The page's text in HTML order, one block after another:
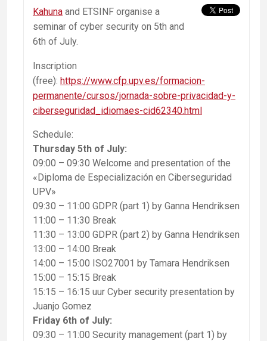
Kahuna and ETSINF organise a
seminar of cyber security on 5th and
6th of July.
Inscription
(free): https://www.cfp.upv.es/formacion-
permanente/cursos/jornada-sobre-privacidad-y-
ciberseguridad_idiomaes-cid62340.html
Schedule:
Thursday 5th of July:
09:00 – 09:30 Welcome and presentation of the
«Diploma de Especialización en Ciberseguridad
UPV»
09:30 – 11:00 GDPR (part 1) by Ganna Hendriksen
11:00 – 11:30 Break
11:30 – 13:00 GDPR (part 2) by Ganna Hendriksen
13:00 – 14:00 Break
14:00 – 15:00 ISO27001 by Tamara Hendriksen
15:00 – 15:15 Break
15:15 – 16:15 uur Cyber security presentation by
Juanjo Gomez
Friday 6th of July:
09:30 – 11:00 Security management (part 1) by